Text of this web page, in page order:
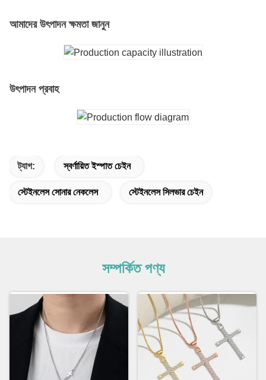
আমাদের উৎপাদন ক্ষমতা জানুন
উৎপাদন প্রবাহ
ট্যাগ: স্বর্ণায়িত ইস্পাত চেইন
স্টেইনলেস সোনার নেকলেস স্টেইনলেস সিলভার চেইন
সম্পর্কিত পণ্য